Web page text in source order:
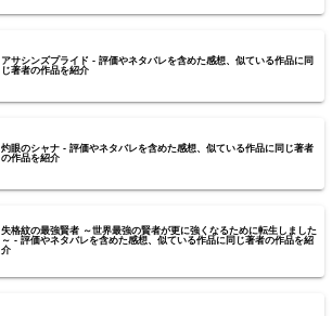
アサシンズプライド - 評価やネタバレを含めた感想、似ている作品に同
じ著者の作品を紹介
灼眼のシャナ - 評価やネタバレを含めた感想、似ている作品に同じ著者
の作品を紹介
失格紋の最強賢者 ～世界最強の賢者が更に強くなるために転生しました
～ - 評価やネタバレを含めた感想、似ている作品に同じ著者の作品を紹
介